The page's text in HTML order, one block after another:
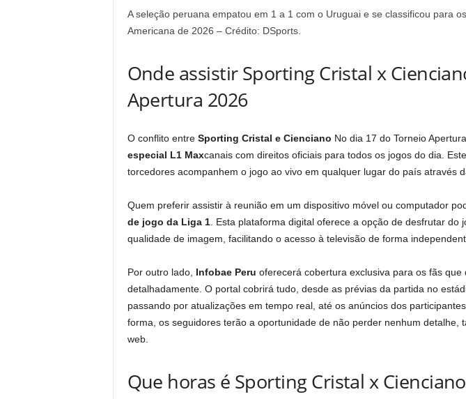
A seleção peruana empatou em 1 a 1 com o Uruguai e se classificou para
Americana de 2026 – Crédito: DSports.
Onde assistir Sporting Cristal x
Apertura 2026
O conflito entre Sporting Cristal e Cienciano No dia 17 do Torneio
especial L1 Maxcanais com direitos oficiais para todos os jogos do dia.
torcedores acompanhem o jogo ao vivo em qualquer lugar do país através
Quem preferir assistir à reunião em um dispositivo móvel ou computador
de jogo da Liga 1. Esta plataforma digital oferece a opção de desfrutar do
qualidade de imagem, facilitando o acesso à televisão de forma
Por outro lado, Infobae Peru oferecerá cobertura exclusiva para os fãs que
detalhadamente. O portal cobrirá tudo, desde as prévias da partida no
passando por atualizações em tempo real, até os anúncios dos
forma, os seguidores terão a oportunidade de não perder nenhum detalhe,
web.
Que horas é Sporting Cristal x